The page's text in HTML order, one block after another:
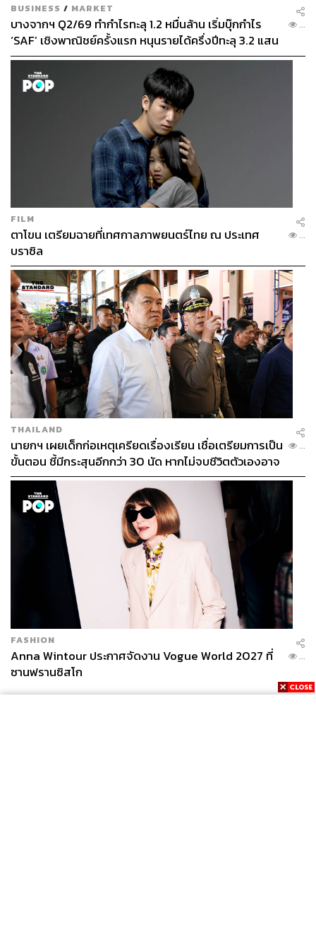
BUSINESS / MARKET
บางจากฯ Q2/69 ทำกำไรทะลุ 1.2 หมื่นล้าน เริ่มบุ๊กกำไร
‘SAF’ เชิงพาณิชย์ครั้งแรก หนุนรายได้ครึ่งปีทะลุ 3.2 แสน
ล้าน
...
FILM
ตาโขน เตรียมฉายที่เทศกาลภาพยนตร์ไทย ณ ประเทศ
บราซิล
...
THAILAND
นายกฯ เผยเด็กก่อเหตุเครียดเรื่องเรียน เชื่อเตรียมการเป็น
ขั้นตอน ชี้มีกระสุนอีกกว่า 30 นัด หากไม่จบชีวิตตัวเองอาจ
สูญเสียเพิ่ม
...
FASHION
Anna Wintour ประกาศจัดงาน Vogue World 2027 ที่
ซานฟรานซิสโก
...